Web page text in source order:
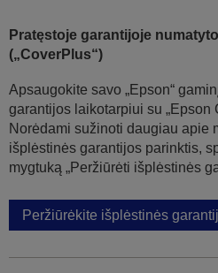
Pratęstoje garantijoje
(„CoverPlus“)
Apsaugokite savo „Epson“
garantijos laikotarpiui su „Epson
Norėdami sužinoti daugiau apie
išplėstinės garantijos parinktis,
mygtuką „Peržiūrėti išplėstinės
Peržiūrėkite išplėstinės